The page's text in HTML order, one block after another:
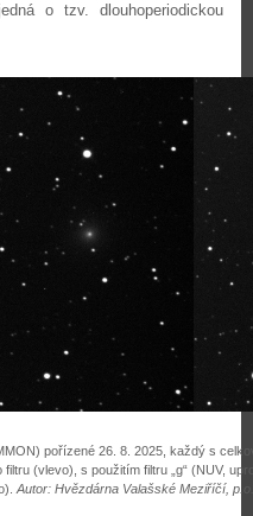
o tzv. dlouhoperiodickou
pořízené 26. 8. 2025, každý s
(vlevo), s použitím filtru „g“ (NUV,
Autor: Hvězdárna Valašské Meziříčí, p.o.